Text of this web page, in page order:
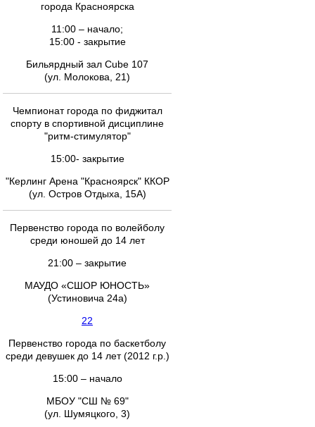
города Красноярска
11:00 – начало;
15:00 - закрытие
Бильярдный зал Cube 107
(ул. Молокова, 21)
Чемпионат города по фиджитал
спорту в спортивной дисциплине
"ритм-стимулятор"
15:00- закрытие
"Керлинг Арена "Красноярск" ККОР
(ул. Остров Отдыха, 15А)
Первенство города по волейболу
среди юношей до 14 лет
21:00 – закрытие
МАУДО «СШОР ЮНОСТЬ»
(Устиновича 24а)
22
Первенство города по баскетболу
среди девушек до 14 лет (2012 г.р.)
15:00 – начало
МБОУ "СШ № 69"
(ул. Шумяцкого, 3)